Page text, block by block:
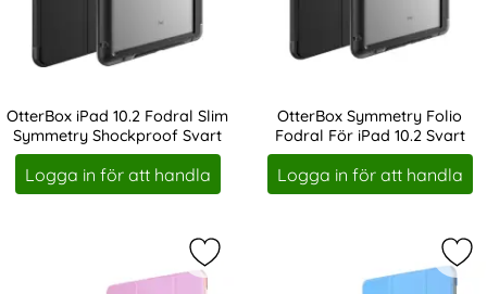
OtterBox iPad 10.2 Fodral Slim
Symmetry Shockproof Svart
Art. nr 227744
Logga in för att handla
OtterBox Symmetry Folio
Fodral För iPad 10.2 Svart
Art. nr 227745
Logga in för att handla
Markera iPad 10.2 2019/2020/